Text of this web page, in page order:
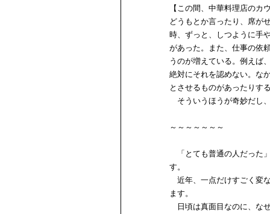
【この間、中華料理店の
どうもとか言ったり、席が
時、ずっと、しつように手
があった。また、仕事の依
うのが増えている。例えば
絶対にそれを認めない。な
とさせるものがあったりす
そういうほうが奇妙だし
～～～～～～～
「とても普通の人だった
す。
近年、一点だけすごく変
ます。
日頃は真面目なのに、な